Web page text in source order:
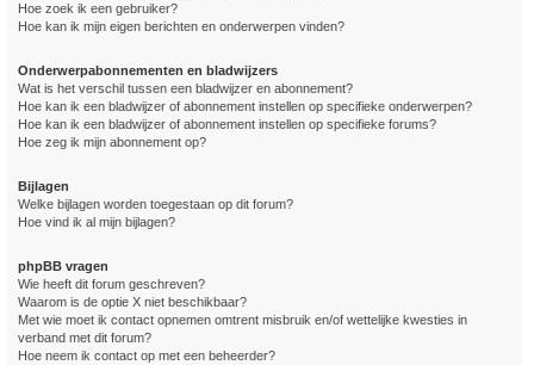
Hoe zoek ik een gebruiker?
Hoe kan ik mijn eigen berichten en onderwerpen vinden?
Onderwerpabonnementen en bladwijzers
Wat is het verschil tussen een bladwijzer en abonnement?
Hoe kan ik een bladwijzer of abonnement instellen op specifieke onderwerpen?
Hoe kan ik een bladwijzer of abonnement instellen op specifieke forums?
Hoe zeg ik mijn abonnement op?
Bijlagen
Welke bijlagen worden toegestaan op dit forum?
Hoe vind ik al mijn bijlagen?
phpBB vragen
Wie heeft dit forum geschreven?
Waarom is de optie X niet beschikbaar?
Met wie moet ik contact opnemen omtrent misbruik en/of wettelijke kwesties in
verband met dit forum?
Hoe neem ik contact op met een beheerder?